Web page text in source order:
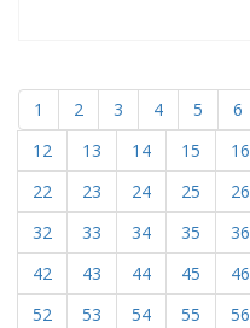
1 2 3 4 5 6
12
13 14 15 16
22
23 24 25 26
32
33 34 35 36
42
43 44 45 46
52
53 54 55 56